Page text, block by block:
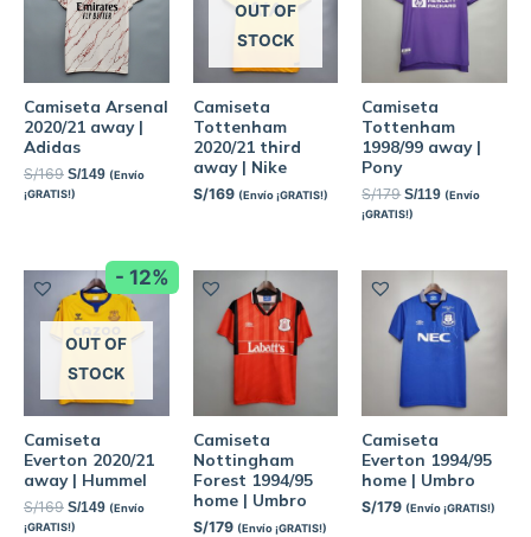
Camiseta Arsenal
2020/21 away |
Adidas
S/169 S/149 (Envío
¡GRATIS!)
OUT OF
STOCK
Camiseta
Tottenham
2020/21 third
away | Nike
S/169 (Envío ¡GRATIS!)
Camiseta
Tottenham
1998/99 away |
Pony
S/179 S/119 (Envío
¡GRATIS!)
- 12%
OUT OF
STOCK
Camiseta
Everton 2020/21
away | Hummel
S/169 S/149 (Envío
¡GRATIS!)
Camiseta
Nottingham
Forest 1994/95
home | Umbro
S/179 (Envío ¡GRATIS!)
Camiseta
Everton 1994/95
home | Umbro
S/179 (Envío ¡GRATIS!)